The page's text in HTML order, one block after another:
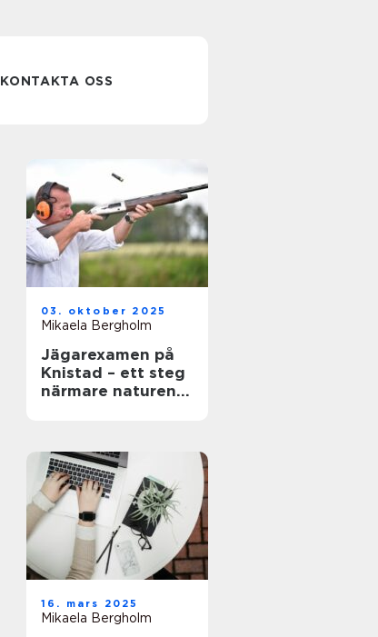
KONTAKTA OSS
03. oktober 2025
Mikaela Bergholm
Jägarexamen på
Knistad – ett steg
närmare naturen
16. mars 2025
Mikaela Bergholm